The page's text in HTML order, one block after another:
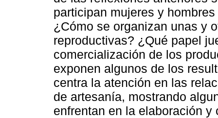
participan mujeres y
¿Cómo se organizan unas y
reproductivas? ¿Qué papel
comercialización de los
exponen algunos de los
centra la atención en las
de artesanía, mostrando
enfrentan en la elaboración